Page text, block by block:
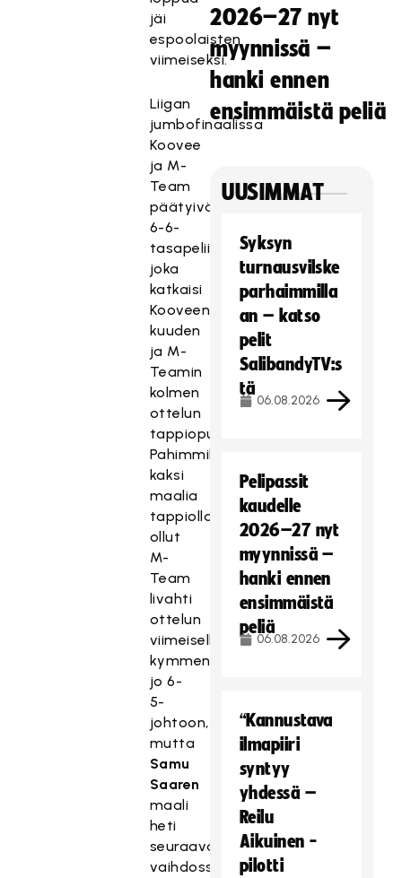
jäi
espoolaisten
viimeiseksi.
Liigan
jumbofinaalissa
Koovee
ja M-
Team
päätyivät
6-6-
tasapeliin,
joka
katkaisi
Kooveen
kuuden
ja M-
Teamin
kolmen
ottelun
tappioputken.
Pahimmillaan
kaksi
maalia
tappiolla
ollut
M-
Team
livahti
ottelun
viimeisellä
kymmenminuuttisella
jo 6-
5-
johtoon,
mutta
Samu
Saaren
maali
heti
seuraavassa
vaihdossa
2026–27 nyt
myynnissä –
hanki ennen
ensimmäistä peliä
UUSIMMAT
Syksyn
turnausvilske
parhaimmilla
an – katso
pelit
SalibandyTV:s
tä
06.08.2026
Pelipassit
kaudelle
2026–27 nyt
myynnissä –
hanki ennen
ensimmäistä
peliä
06.08.2026
“Kannustava
ilmapiiri
syntyy
yhdessä –
Reilu
Aikuinen -
pilotti